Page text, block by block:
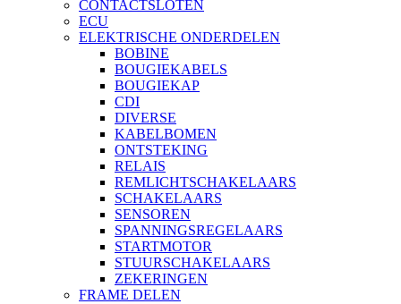
CONTACTSLOTEN
ECU
ELEKTRISCHE ONDERDELEN
BOBINE
BOUGIEKABELS
BOUGIEKAP
CDI
DIVERSE
KABELBOMEN
ONTSTEKING
RELAIS
REMLICHTSCHAKELAARS
SCHAKELAARS
SENSOREN
SPANNINGSREGELAARS
STARTMOTOR
STUURSCHAKELAARS
ZEKERINGEN
FRAME DELEN